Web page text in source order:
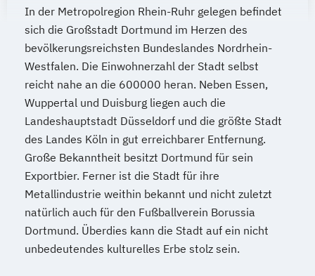
In der Metropolregion Rhein-Ruhr gelegen befindet
sich die Großstadt Dortmund im Herzen des
bevölkerungsreichsten Bundeslandes Nordrhein-
Westfalen. Die Einwohnerzahl der Stadt selbst
reicht nahe an die 600000 heran. Neben Essen,
Wuppertal und Duisburg liegen auch die
Landeshauptstadt Düsseldorf und die größte Stadt
des Landes Köln in gut erreichbarer Entfernung.
Große Bekanntheit besitzt Dortmund für sein
Exportbier. Ferner ist die Stadt für ihre
Metallindustrie weithin bekannt und nicht zuletzt
natürlich auch für den Fußballverein Borussia
Dortmund. Überdies kann die Stadt auf ein nicht
unbedeutendes kulturelles Erbe stolz sein.